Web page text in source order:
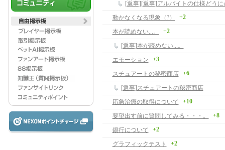
動かなくなる現象（?） +2
本が読めない...。 +2
[返事]本が読めない...。
エモーション
+3
スチュアートの秘密商店 +6
[返事]スチュアートの秘密商店
応急治療の取得について
+10
要望出す前に質問してみる・・・。 +8
銀行について +2
グラフィックテスト +2